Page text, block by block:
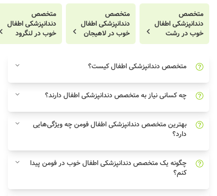
متخصص
دندانپزشکی اطفال
خوب در رشت
متخصص
دندانپزشکی اطفال
خوب در لاهیجان
متخصص
دندانپزشکی اطفال
خوب در لنگرود
متخصص دندانپزشکی اطفال کیست؟
چه کسانی نیاز به متخصص دندانپزشکی اطفال دارند؟
بهترین متخصص دندانپزشکی اطفال فومن چه ویژگی‌هایی
دارد؟
چگونه یک متخصص دندانپزشکی اطفال خوب در فومن پیدا
کنم؟